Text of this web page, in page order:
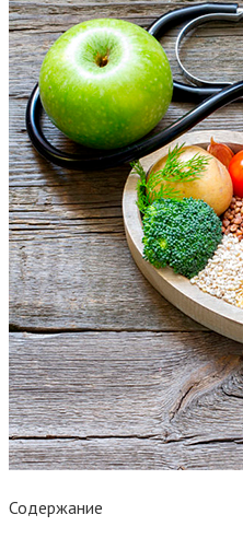
Содержание